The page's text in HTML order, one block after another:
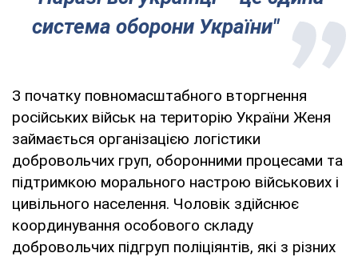
система оборони України"
З початку повномасштабного вторгнення
російських військ на територію України Женя
займається організацією логістики
добровольчих груп, оборонними процесами та
підтримкою морального настрою військових і
цивільного населення. Чоловік здійснює
координування особового складу
добровольчих підгруп поліціянтів, які з різних